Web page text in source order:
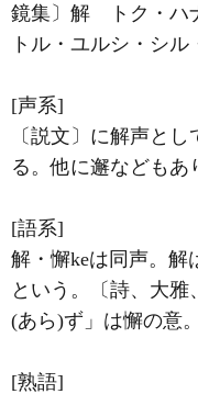
鏡集〕解 トク・ハ
トル・ユルシ・シル
[声系]
〔説文〕に解声とし
る。他に邂などもあ
[語系]
解・懈keは同声。解
という。〔詩、大
(あら)ず」は懈の意。
[熟語]